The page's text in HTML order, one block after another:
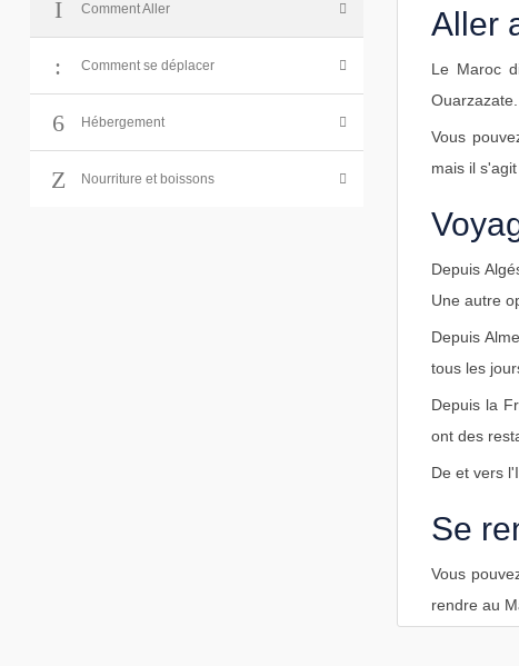
Comment Aller
Comment se déplacer
Hébergement
Nourriture et boissons
Aller
Le Maroc
Ouarzazate.
Vous
mais il
Depuis
Une autre
Depuis
tous les
Depuis la
ont des
De et vers
Se
Vous
rendre au